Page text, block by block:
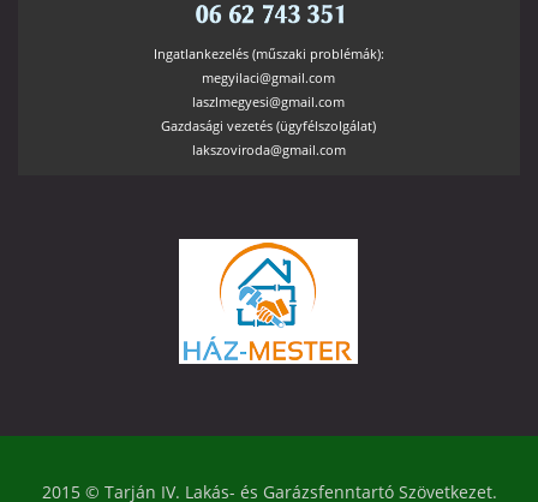
Ingatlankezelés (műszaki problémák):
megyilaci@gmail.com
laszlmegyesi@gmail.com
Gazdasági vezetés (ügyfélszolgálat)
lakszoviroda@gmail.com
2015 © Tarján IV. Lakás- és Garázsfenntartó Szövetkezet.